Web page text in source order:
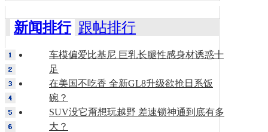
新闻排行 跟帖排行
车模偏爱比基尼 巨乳长腿性感身材诱惑十
足
在美国不吃香 全新GL8升级欲抢日系饭
碗？
SUV没它甭想玩越野 差速锁神通到底有多
大？